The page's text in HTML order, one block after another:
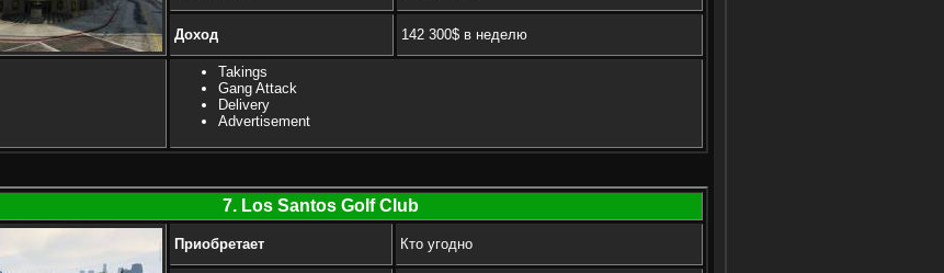
Доход 142 300$ в неделю
Takings
Gang Attack
Delivery
Advertisement
7. Los Santos Golf Club
Приобретает Кто угодно